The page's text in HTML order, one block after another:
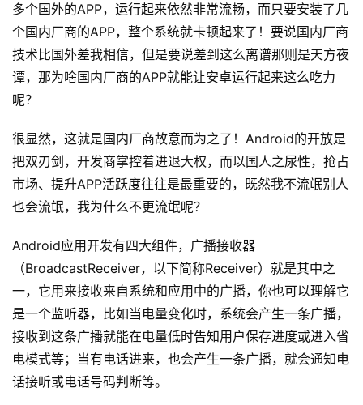
多个国外的APP，运行起来依然非常流畅，而只要安装了几
个国内厂商的APP，整个系统就卡顿起来了！要说国内厂商
技术比国外差我相信，但是要说差到这么离谱那则是天方夜
谭，那为啥国内厂商的APP就能让安卓运行起来这么吃力
呢？
很显然，这就是国内厂商故意而为之了！Android的开放是
把双刃剑，开发商掌控着进退大权，而以国人之尿性，抢占
市场、提升APP活跃度往往是最重要的，既然我不流氓别人
也会流氓，我为什么不更流氓呢？
Android应用开发有四大组件，广播接收器
（BroadcastReceiver，以下简称Receiver）就是其中之
一，它用来接收来自系统和应用中的广播，你也可以理解它
是一个监听器，比如当电量变化时，系统会产生一条广播，
接收到这条广播就能在电量低时告知用户保存进度或进入省
电模式等；当有电话进来，也会产生一条广播，就会通知电
话接听或电话号码判断等。